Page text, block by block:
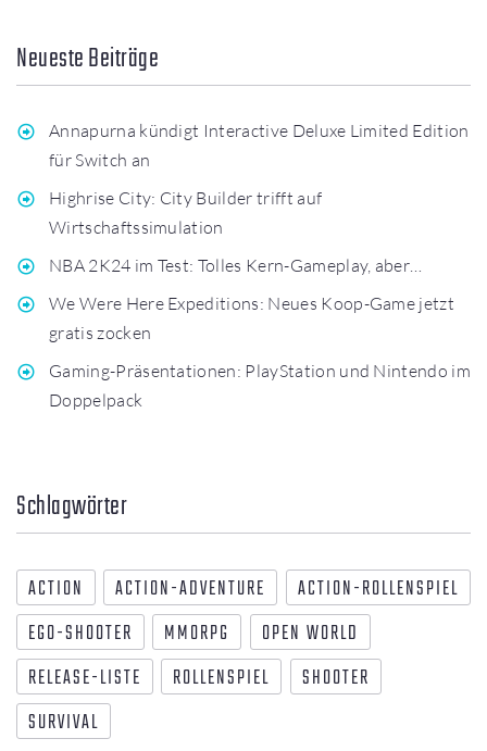
Neueste Beiträge
Annapurna kündigt Interactive Deluxe Limited Edition
für Switch an
Highrise City: City Builder trifft auf
Wirtschaftssimulation
NBA 2K24 im Test: Tolles Kern-Gameplay, aber…
We Were Here Expeditions: Neues Koop-Game jetzt
gratis zocken
Gaming-Präsentationen: PlayStation und Nintendo im
Doppelpack
Schlagwörter
ACTION ACTION-ADVENTURE
ACTION-ROLLENSPIEL
EGO-SHOOTER
MMORPG
OPEN WORLD
RELEASE-LISTE
ROLLENSPIEL
SHOOTER
SURVIVAL